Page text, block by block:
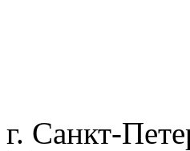
г. Санкт-